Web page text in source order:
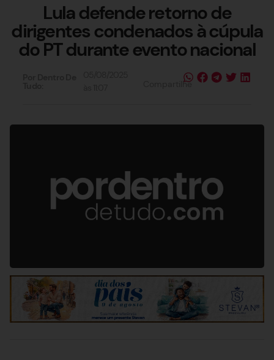
Lula defende retorno de
dirigentes condenados à cúpula
do PT durante evento nacional
Compartilhe